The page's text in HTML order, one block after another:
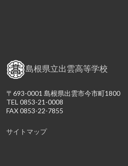
島根県立出雲高等学校
〒693-0001 島根県出雲市今市町1800
TEL 0853-21-0008
FAX 0853-22-7855
サイトマップ